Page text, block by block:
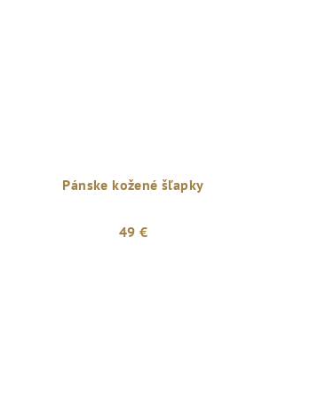
Pánske kožené šľapky
49 €